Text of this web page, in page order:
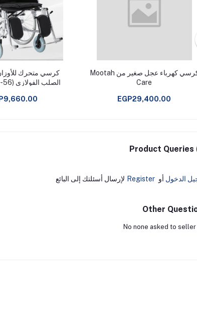
كرسي كهرباء عجل صغير من Mootah
Care
EGP29,400.00
كرسي متحرك
Product Queries
الدخول أو Register لإرسال أسئلتك إلى البائع
Other
No none asked to